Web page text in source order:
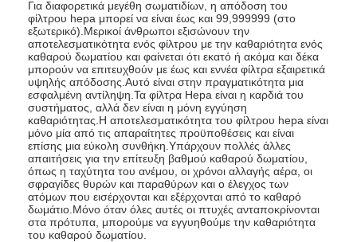
Φίλτρο τσεπών που κατασκευάζει τη μηχανή
Αυτόματη μηχανή καρφώματος
Ημι αυτόματη μηχανή καρφώματος
Οξυγονοκολλητής πλαισίων
Φίλτρα Hepa κλιματισμού
φίλτρα εξαγνιστών αέρα
Φίλτρο τσαντών αργιλίου
Για διαφορετικά μεγέθη σωματιδίων, η απόδοση του
φίλτρου hepa μπορεί να είναι έως και 99,999999 (στο
εξωτερικό).Μερικοί άνθρωποι εξισώνουν την
αποτελεσματικότητα ενός φίλτρου με την καθαριότητα ενός
καθαρού δωματίου και φαίνεται ότι εκατό ή ακόμα και δέκα
μπορούν να επιτευχθούν με έως και εννέα φίλτρα εξαιρετικά
υψηλής απόδοσης.Αυτό είναι στην πραγματικότητα μια
εσφαλμένη αντίληψη.Τα φίλτρα Hepa είναι η καρδιά του
συστήματος, αλλά δεν είναι η μόνη εγγύηση
καθαριότητας.Η αποτελεσματικότητα του φίλτρου hepa είναι
μόνο μία από τις απαραίτητες προϋποθέσεις και είναι
επίσης μια εύκολη συνθήκη.Υπάρχουν πολλές άλλες
απαιτήσεις για την επίτευξη βαθμού καθαρού δωματίου,
όπως η ταχύτητα του ανέμου, οι χρόνοι αλλαγής αέρα, οι
σφραγίδες θυρών και παραθύρων και ο έλεγχος των
ατόμων που εισέρχονται και εξέρχονται από το καθαρό
δωμάτιο.Μόνο όταν όλες αυτές οι πτυχές ανταποκρίνονται
στα πρότυπα, μπορούμε να εγγυηθούμε την καθαριότητα
του καθαρού δωματίου.